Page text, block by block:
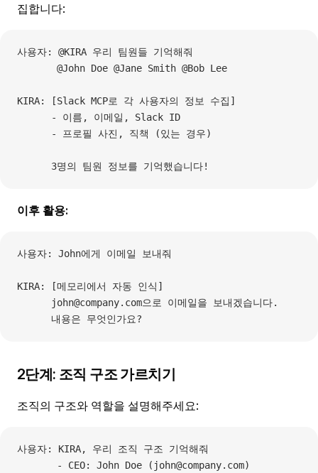
집합니다:
사용자: @KIRA 우리 팀원들 기억해줘
       @John Doe @Jane Smith @Bob Lee
KIRA: [Slack MCP로 각 사용자의 정보 수집]
      - 이름, 이메일, Slack ID
      - 프로필 사진, 직책 (있는 경우)
      3명의 팀원 정보를 기억했습니다!
이후 활용:
사용자: John에게 이메일 보내줘
KIRA: [메모리에서 자동 인식]
      john@company.com으로 이메일을 보내겠습니다.
      내용은 무엇인가요?
2단계: 조직 구조 가르치기
조직의 구조와 역할을 설명해주세요:
사용자: KIRA, 우리 조직 구조 기억해줘
       - CEO: John Doe (john@company.com)